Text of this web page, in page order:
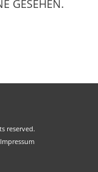
GESEHEN.
reserved.
Impressum